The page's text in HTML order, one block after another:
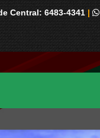
Central: 6483-4341 |